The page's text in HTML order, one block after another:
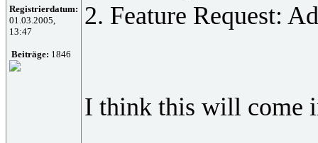
Registrierdatum:
01.03.2005,
13:47
Beiträge: 1846
2. Feature Request:
I think this will come